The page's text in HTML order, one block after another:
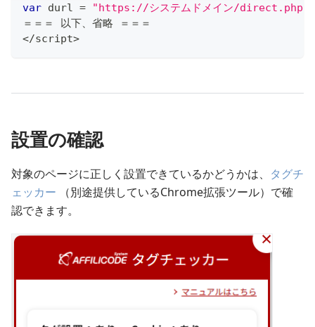
var durl = "https://システムドメイン/direct.php"
＝＝＝ 以下、省略 ＝＝＝
</script>
設置の確認
対象のページに正しく設置できているかどうかは、 タグチ
ェッカー （別途提供しているChrome拡張ツール）で確
認できます。